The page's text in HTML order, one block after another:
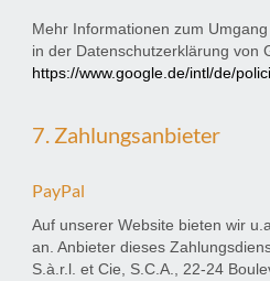
Mehr Informationen zum
in der Datenschutzerklärung von
https://www.google.de/intl/de/
7. Zahlungsanbieter
PayPal
Auf unserer Website bieten wir
an. Anbieter dieses
S.à.r.l. et Cie, S.C.A., 22-24